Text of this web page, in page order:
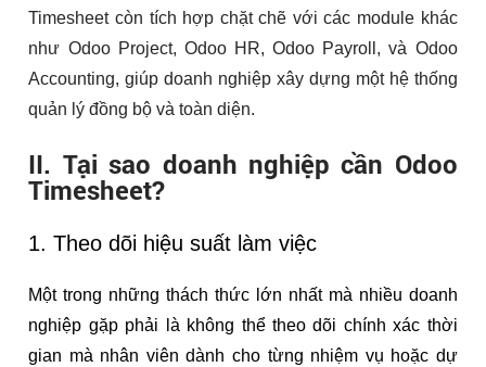
Timesheet còn tích hợp chặt chẽ với các module khác
như Odoo Project, Odoo HR, Odoo Payroll, và Odoo
Accounting, giúp doanh nghiệp xây dựng một hệ thống
quản lý đồng bộ và toàn diện.
II. Tại sao doanh nghiệp cần Odoo
Timesheet?
1. Theo dõi hiệu suất làm việc
Một trong những thách thức lớn nhất mà nhiều doanh
nghiệp gặp phải là không thể theo dõi chính xác thời
gian mà nhân viên dành cho từng nhiệm vụ hoặc dự